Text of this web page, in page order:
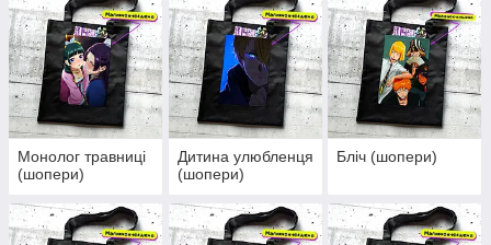
Монолог травниці
(шопери)
Дитина улюбленця
(шопери)
Бліч (шопери)